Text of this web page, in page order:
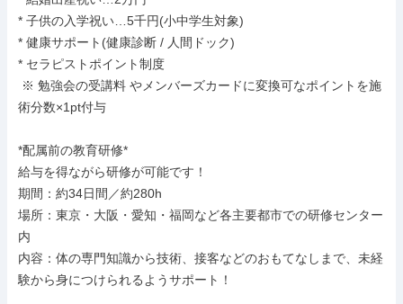
* 子供の入学祝い…5千円(小中学生対象)
* 健康サポート(健康診断 / 人間ドック)
* セラピストポイント制度
術分数×1pt付与
*配属前の教育研修*
給与を得ながら研修が可能です！
期間：約34日間／約280h
場所：東京・大阪・愛知・福岡など各主要都市での研修センター
内
内容：体の専門知識から技術、接客などのおもてなしまで、未経
験から身につけられるようサポート！